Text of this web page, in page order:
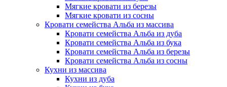
Мягкие кровати из березы
Мягкие кровати из сосны
Кровати семейства Альба из массива
Кровати семейства Альба из дуба
Кровати семейства Альба из бука
Кровати семейства Альба из березы
Кровати семейства Альба из сосны
Кухни из массива
Кухни из дуба